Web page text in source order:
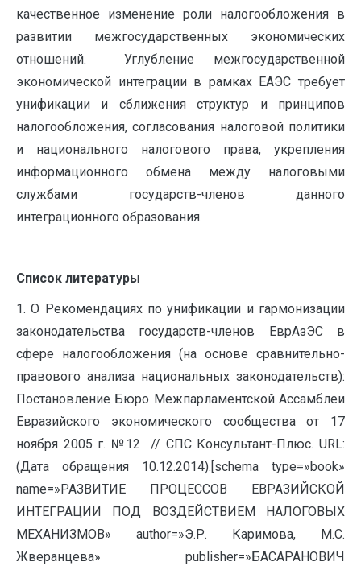
качественное изменение роли налогообложения в
развитии межгосударственных экономических
отношений. Углубление межгосударственной
экономической интеграции в рамках ЕАЭС требует
унификации и сближения структур и принципов
налогообложения, согласования налоговой политики
и национального налогового права, укрепления
информационного обмена между налоговыми
службами государств-членов данного
интеграционного образования.
Список литературы
1. О Рекомендациях по унификации и гармонизации
законодательства государств-членов ЕврАзЭС в
сфере налогообложения (на основе сравнительно-
правового анализа национальных законодательств):
Постановление Бюро Межпарламентской Ассамблеи
Евразийского экономического сообщества от 17
ноября 2005 г. №12 // СПС Консультант-Плюс. URL:
(Дата обращения 10.12.2014).[schema type=»book»
name=»РАЗВИТИЕ ПРОЦЕССОВ ЕВРАЗИЙСКОЙ
ИНТЕГРАЦИИ ПОД ВОЗДЕЙСТВИЕМ НАЛОГОВЫХ
МЕХАНИЗМОВ» author=»Э.Р. Каримова, М.С.
Жверанцева» publisher=»БАСАРАНОВИЧ